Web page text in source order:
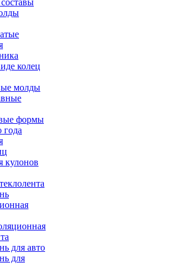
колец
молды
формы
года
кулонов
для авто
для